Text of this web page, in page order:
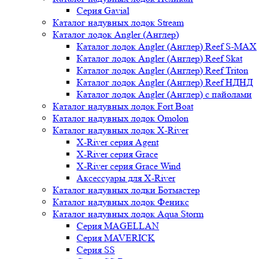
Серия Gavial
Каталог надувных лодок Stream
Каталог лодок Angler (Англер)
Каталог лодок Angler (Англер) Reef S-MAX
Каталог лодок Angler (Англер) Reef Skat
Каталог лодок Angler (Англер) Reef Triton
Каталог лодок Angler (Англер) Reef НДНД
Каталог лодок Angler (Англер) с пайолами
Каталог надувных лодок Fort Boat
Каталог надувных лодок Omolon
Каталог надувных лодок X-River
X-River серия Agent
X-River серия Grace
X-River серия Grace Wind
Аксессуары для X-River
Каталог надувных лодки Ботмастер
Каталог надувных лодок Феникc
Каталог надувных лодок Aqua Storm
Серия MAGELLAN
Серия MAVERICK
Серия SS